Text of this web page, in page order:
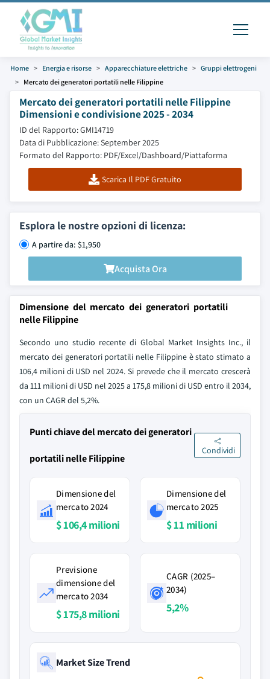
Home Energia e risorse Apparecchiature elettriche
Gruppi elettrogeni
Mercato dei generatori portatili nelle Filippine
Mercato dei generatori portatili nelle Filippine
Dimensioni e condivisione 2025 - 2034
ID del Rapporto: GMI14719
Data di Pubblicazione: September 2025
Formato del Rapporto: PDF/Excel/Dashboard/Piattaforma
Scarica Il PDF Gratuito
Esplora le nostre opzioni di licenza:
A partire da: $1,950
Acquista Ora
Dimensione del mercato dei generatori portatili
nelle Filippine
Secondo uno studio recente di Global Market Insights Inc., il
mercato dei generatori portatili nelle Filippine è stato stimato a
106,4 milioni di USD nel 2024. Si prevede che il mercato crescerà
da 111 milioni di USD nel 2025 a 175,8 milioni di USD entro il 2034,
con un CAGR del 5,2%.
Punti chiave del mercato dei generatori
portatili nelle Filippine
Condividi
Dimensione del
mercato 2024
$ 106,4 milioni
Dimensione del
mercato 2025
$ 11 milioni
Previsione
dimensione del
mercato 2034
$ 175,8 milioni
CAGR (2025–
2034)
5,2%
Market Size Trend